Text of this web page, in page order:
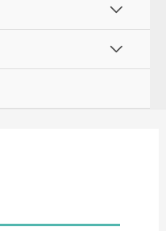
menú